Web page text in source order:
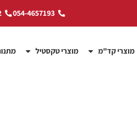
054-4657193
מוצרי קד"מ מוצרי טקסטיל